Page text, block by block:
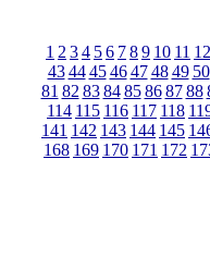
1 2 34 56 789 10 11 12
43 44 45 46 47 48 49 50
81 82 83 84 85 86 87 88
114 115 116 117 118
141 142 143 144 145
168 169 170 171 172